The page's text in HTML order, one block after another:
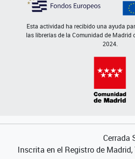
Esta actividad ha recibido una ayuda
las librerías de la Comunidad de Madrid
2024.
Cerrada
Inscrita en el Registro de